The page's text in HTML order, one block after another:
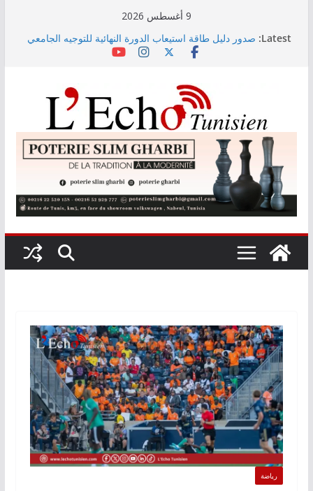
9 أغسطس 2026
Latest: صدور دليل طاقة استيعاب الدورة النهائية للتوجيه الجامعي
وزير التجهيز يتفقد سير أشغال مشروع المدخل الجنوبي
وزارة الأسرة: نسعى لاستكمال دراسة ميدانية حول ظاهرة
تسول الأطفال
مندوب عام حماية الطفولة يحذر
رياضة